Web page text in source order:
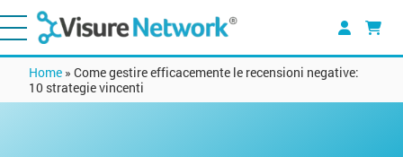
Home » Come gestire efficacemente le recensioni negative:
10 strategie vincenti